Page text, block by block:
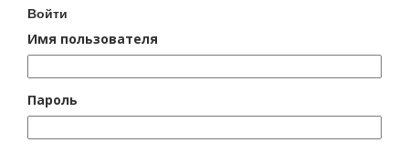
Войти
Имя пользователя
Пароль